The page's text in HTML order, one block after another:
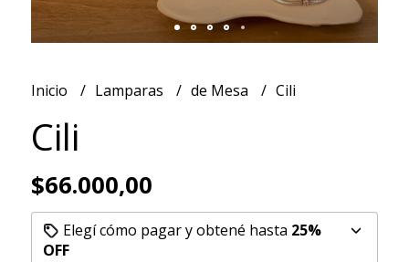
Inicio Lamparas de Mesa Cili
Cili
$66.000,00
Elegí cómo pagar y obtené hasta 25%
OFF